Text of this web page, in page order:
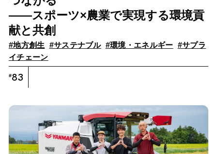
——スポーツ×農業で実現する環境貢
献と共創
#地方創生 #サステナブル #環境・エネルギー #サプラ
イチェーン
#83